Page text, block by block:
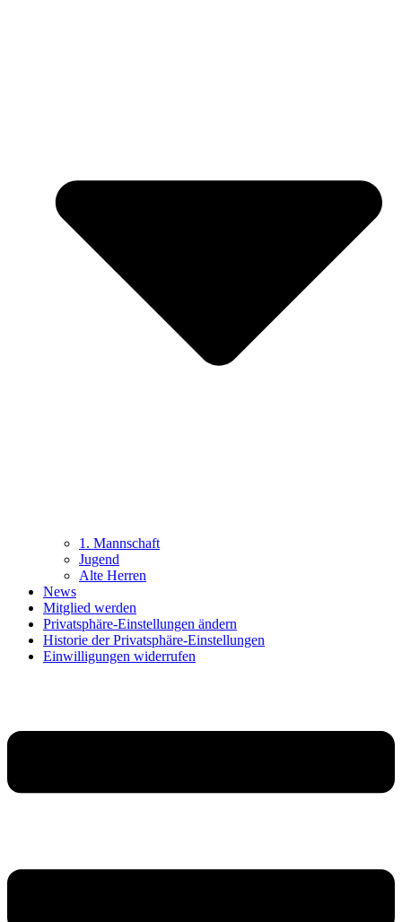
1. Mannschaft
Jugend
Alte Herren
News
Mitglied werden
Privatsphäre-Einstellungen ändern
Historie der Privatsphäre-Einstellungen
Einwilligungen widerrufen